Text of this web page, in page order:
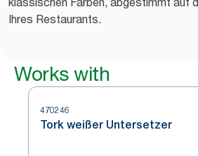
Ihres Restaurants.
Works with
470246
Tork weißer Untersetzer